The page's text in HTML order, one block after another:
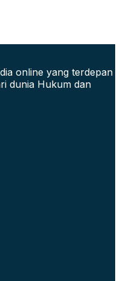
online yang terdepan
dunia Hukum dan